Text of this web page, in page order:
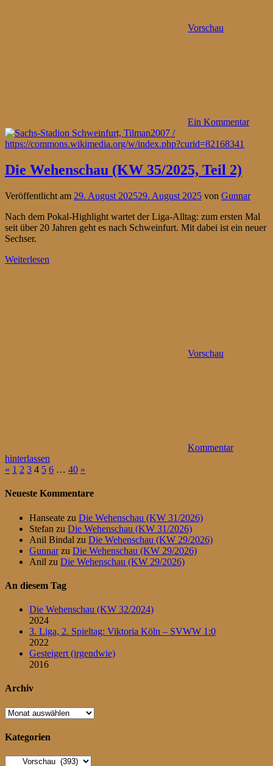
Vorschau
Ein Kommentar
Die Wehenschau (KW 35/2025, Teil 2)
Veröffentlicht am 29. August 202529. August 2025 von Gunnar
Nach dem Pokal-Highlight wartet der Liga-Alltag: zum ersten Mal
seit über 20 Jahren geht es nach Schweinfurt. Mit dabei ist ein neuer
Sechser.
Weiterlesen
Vorschau
Kommentar
hinterlassen
Seitennummerierung
der
« Vorherige
1 2 3 4 5 6 … 40 Nächste
»
Neueste Kommentare
Hanseate zu Die Wehenschau (KW 31/2026)
Stefan zu Die Wehenschau (KW 31/2026)
Anil Bindal zu Die Wehenschau (KW 29/2026)
Gunnarzu Die Wehenschau (KW 29/2026)
Anil zu Die Wehenschau (KW 29/2026)
An diesem Tag
Die Wehenschau (KW 32/2024)
2024
3. Liga, 2. Spieltag: Viktoria Köln – SVWW 1:0
2022
Gesteigert (irgendwie)
2016
Archiv
Archiv
Kategorien
Kategorien